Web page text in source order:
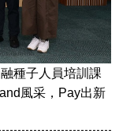
種子人員培訓課
風采，Pay出新